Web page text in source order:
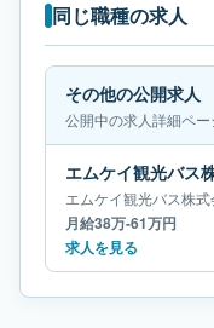
同じ職種の求人
その他の公開求人
公開中の求人詳細ペー
エムケイ観光バス株式
月給38万-61万円
求人を見る